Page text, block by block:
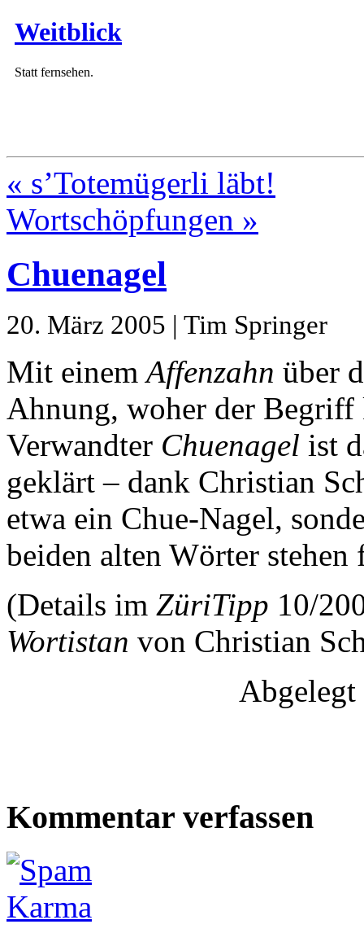
Weitblick
Statt fernsehen.
« s’Totemügerli läbt!
Wortschöpfungen »
Chuenagel
20. März 2005 | Tim Springer
Mit einemAffenzahn über
Ahnung, woher der Begriff
Verwandter Chuenagel ist
geklärt – dank Christian
etwa ein Chue-Nagel,
beiden alten Wörter stehen
(Details im ZüriTipp 10/
Wortistan von Christian
Kommentar verfassen